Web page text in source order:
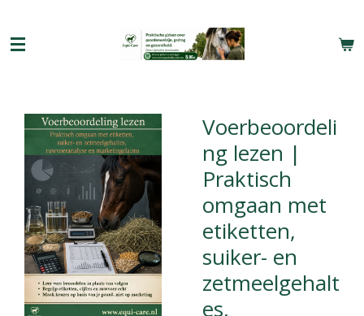
direct
naar
Voerbeoordeli
ng lezen |
Praktisch
omgaan met
etiketten,
suiker- en
zetmeelgehalt
es,